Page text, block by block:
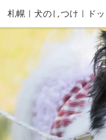
札幌｜犬のしつけ｜ド
題行動修正｜出張トレ
んの家庭教師®️